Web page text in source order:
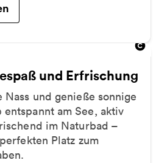
und Erfrischung
Nass und genieße sonnige
entspannt am See, aktiv
im Naturbad –
Platz zum